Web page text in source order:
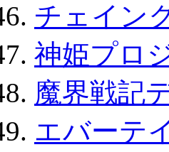
チェイン
神姫プロ
魔界戦記
エバーテ